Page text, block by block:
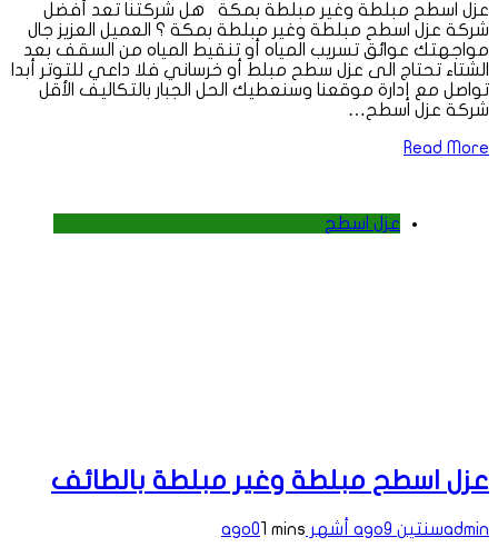
عزل اسطح مبلطة وغير مبلطة بمكة هل شركتنا تعد أفضل
شركة عزل اسطح مبلطة وغير مبلطة بمكة ؟ العميل العزيز جال
مواجهتك عوائق تسريب المياه أو تنقيط المياه من السقف بعد
الشتاء تحتاج الى عزل سطح مبلط أو خرساني فلا داعي للتوتر أبدا
تواصل مع إدارة موقعنا وسنعطيك الحل الجبار بالتكاليف الأقل
شركة عزل اسطح…
Read More
عزل اسطح
عزل اسطح مبلطة وغير مبلطة بالطائف
adminسنتين ago 9 أشهر ago 01 mins